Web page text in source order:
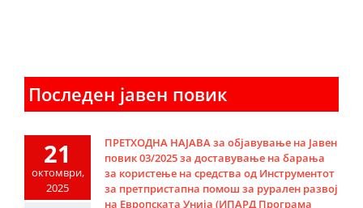
Последен јавен повик
21
октомври,
2025
ПРЕТХОДНА НАЈАВА за објавување на Јавен
повик 03/2025 за доставување на барања
за користење на средства од Инструментот
за претпристапна помош за рурален развој
на Европската Унија (ИПАРД Програма